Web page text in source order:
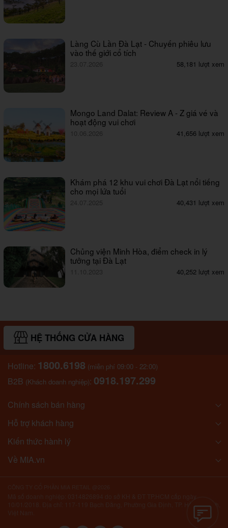
Làng Cù Lần Đà Lạt - Chuyến phiêu lưu
vào thế giới cổ tích
23.07.2026 58,181 lượt xem
Mongo Land Dalat: Review A - Z giá vé và
hoạt động vui chơi
10.06.2026 41,656 lượt xem
Khám phá 12 khu vui chơi Đà Lạt nổi tiếng
cho mọi lứa tuổi
24.07.2025 40,431 lượt xem
Chủng viện Minh Hòa, điểm check in lý
tưởng tại Đà Lạt
11.10.2023 40,252 lượt xem
HỆ THỐNG CỬA HÀNG
Hotline: 1800.6198 (miễn phí 09:00 - 22:00)
B2B (Khách doanh nghiệp): 0918.197.299
Chính sách bán hàng
Hỗ trợ khách hàng
Kiến thức hành lý
Về MIA.vn
10/01/2018. Địa chỉ: 117-119 Bạch Đằng, Phường Gia Định, TP. Hồ Chí Minh,